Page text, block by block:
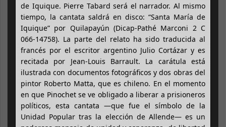
de Iquique. Pierre Tabard será el narrador. Al mismo
tiempo, la cantata saldrá en disco: “Santa María de
Iquique” por Quilapayún (Dicap-Pathé Marconi 2 C
066-14758). La parte del relato ha sido traducida al
francés por el escritor argentino Julio Cortázar y es
recitada por Jean-Louis Barrault. La carátula está
ilustrada con documentos fotográficos y dos obras del
pintor Roberto Matta, que es chileno. En el momento
en que Pinochet se ve obligado a liberar a prisioneros
políticos, esta cantata —que fue el símbolo de la
Unidad Popular tras la elección de Allende— es un